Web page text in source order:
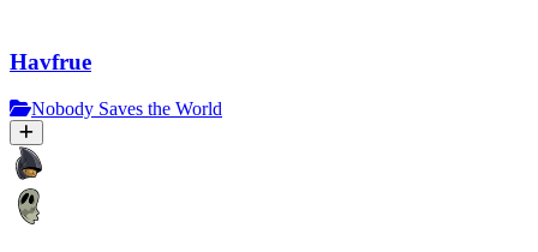
Havfrue
Nobody Saves the World